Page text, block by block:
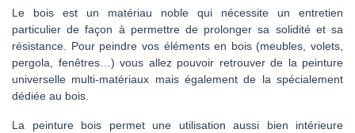
Le bois est un matériau noble qui nécessite un entretien
particulier de façon à permettre de prolonger sa solidité et sa
résistance. Pour peindre vos éléments en bois (meubles, volets,
pergola, fenêtres…) vous allez pouvoir retrouver de la peinture
universelle multi-matériaux mais également de la spécialement
dédiée au bois.
La peinture bois permet une utilisation aussi bien intérieure